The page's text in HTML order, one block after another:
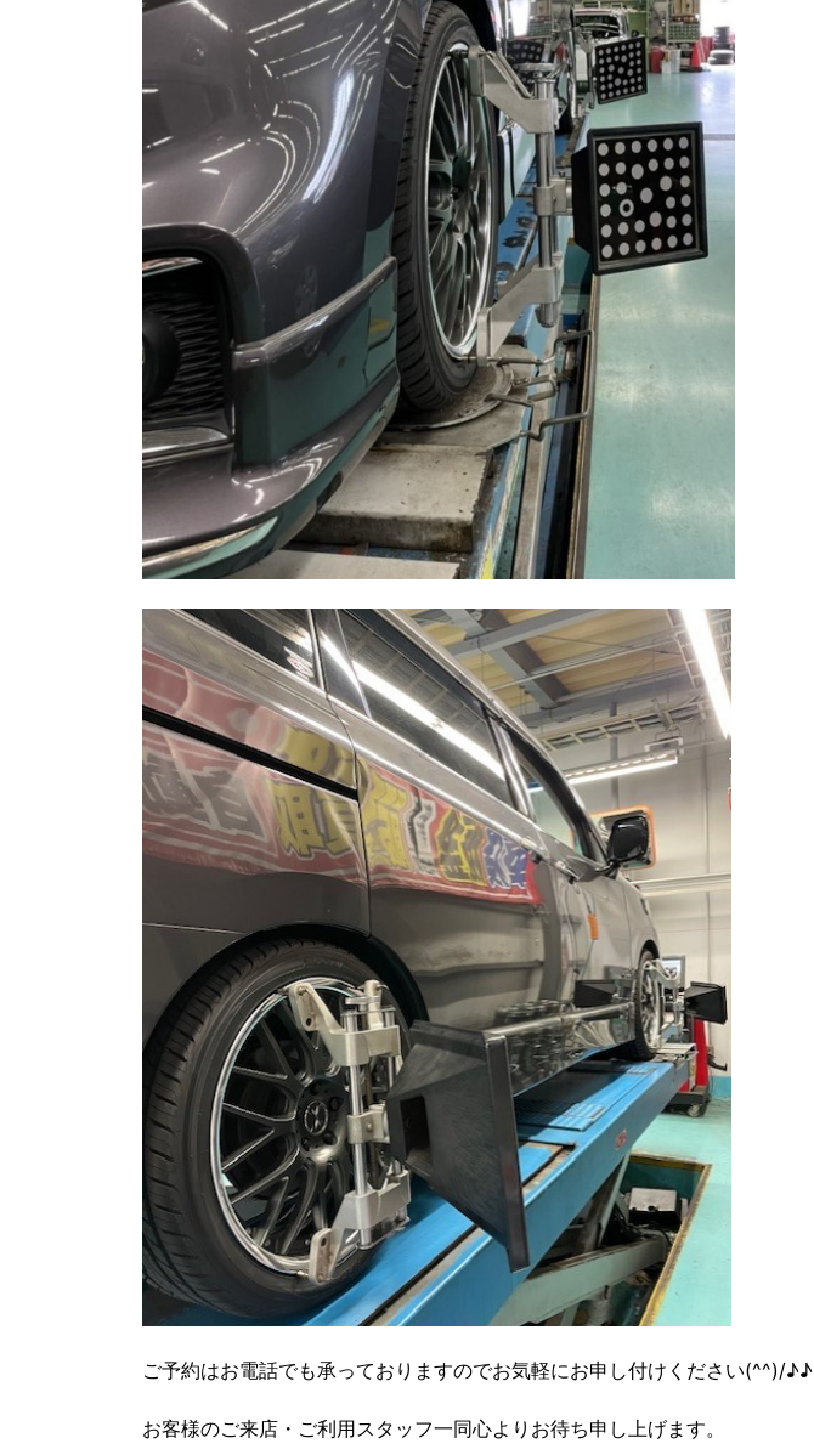
ご予約はお電話でも承っておりますのでお気軽にお申し付けください(^^)/♪♪
お客様のご来店・ご利用スタッフ一同心よりお待ち申し上げます。